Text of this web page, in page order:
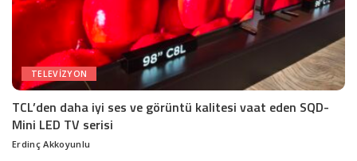
TELEVIZYON
TCL’den daha iyi ses ve görüntü kalitesi vaat eden SQD-
Mini LED TV serisi
Posted
Erdinç Akkoyunlu